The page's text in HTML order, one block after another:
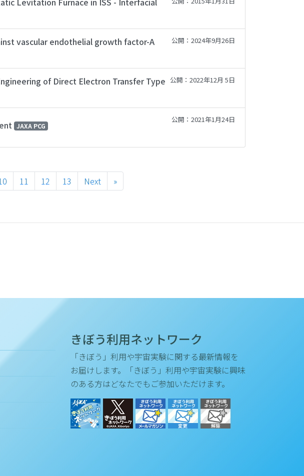
vascular endothelial growth factor-A 公開：2024年9月26日
of Direct Electron Transfer Type 公開：2022年12月 5日
JAXA PCG
公開：2021年1月24日
11 12 13 Next »
きぼう利用ネットワーク
「きぼう」利用や宇宙実験に関する最新情報を
お届けします。「きぼう」利用や宇宙実験に興味
のある方はどなたでもご参加いただけます。